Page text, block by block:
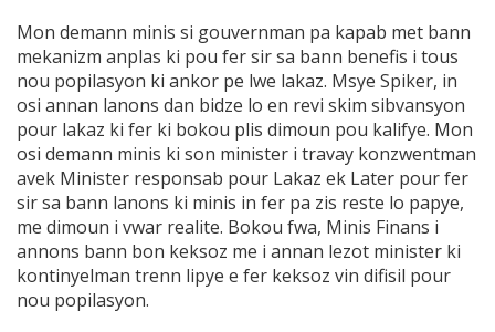
Mon demann minis si gouvernman pa kapab met bann
mekanizm anplas ki pou fer sir sa bann benefis i tous
nou popilasyon ki ankor pe lwe lakaz. Msye Spiker, in
osi annan lanons dan bidze lo en revi skim sibvansyon
pour lakaz ki fer ki bokou plis dimoun pou kalifye. Mon
osi demann minis ki son minister i travay konzwentman
avek Minister responsab pour Lakaz ek Later pour fer
sir sa bann lanons ki minis in fer pa zis reste lo papye,
me dimoun i vwar realite. Bokou fwa, Minis Finans i
annons bann bon keksoz me i annan lezot minister ki
kontinyelman trenn lipye e fer keksoz vin difisil pour
nou popilasyon.